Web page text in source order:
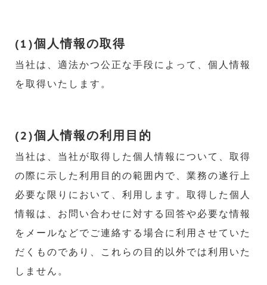
(1)個人情報の取得
当社は、適法かつ公正な手段によって、個人情報
を取得いたします。
(2)個人情報の利用目的
当社は、当社が取得した個人情報について、取得
の際に示した利用目的の範囲内で、業務の遂行上
必要な限りにおいて、利用します。取得した個人
情報は、お問い合わせに対する回答や必要な情報
をメールなどでご連絡する場合に利用させていた
だくものであり、これらの目的以外では利用いた
しません。